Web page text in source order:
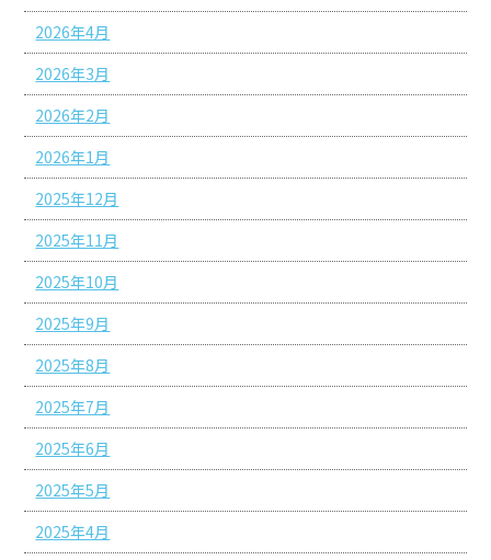
2026年4月
2026年3月
2026年2月
2026年1月
2025年12月
2025年11月
2025年10月
2025年9月
2025年8月
2025年7月
2025年6月
2025年5月
2025年4月